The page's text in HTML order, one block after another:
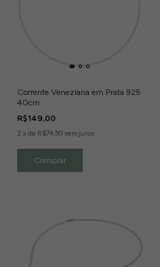
Corrente Veneziana em Prata 925
40cm
R$149,00
2 x de R$74,50 sem juros